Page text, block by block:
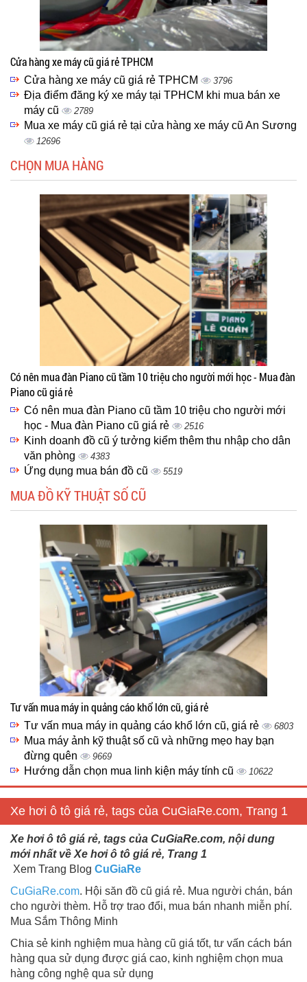
Cửa hàng xe máy cũ giá rẻ TPHCM
Cửa hàng xe máy cũ giá rẻ TPHCM 3796
Địa điểm đăng ký xe máy tại TPHCM khi mua bán xe
máy cũ
2789
Mua xe máy cũ giá rẻ tại cửa hàng xe máy cũ An Sương
12696
CHỌN MUA HÀNG
Có nên mua đàn Piano cũ tầm 10 triệu cho người mới học - Mua đàn
Piano cũ giá rẻ
Có nên mua đàn Piano cũ tầm 10 triệu cho người mới
học - Mua đàn Piano cũ giá rẻ
2516
Kinh doanh đồ cũ ý tưởng kiểm thêm thu nhập cho dân
văn phòng
4383
Ứng dụng mua bán đồ cũ 5519
MUA ĐỒ KỸ THUẬT SỐ CŨ
Tư vấn mua máy in quảng cáo khổ lớn cũ, giá rẻ
Tư vấn mua máy in quảng cáo khổ lớn cũ, giá rẻ 6803
Mua máy ảnh kỹ thuật số cũ và những mẹo hay bạn
đừng quên
9669
Hướng dẫn chọn mua linh kiện máy tính cũ 10622
Xe hơi ô tô giá rẻ, tags của CuGiaRe.com, Trang 1
Xe hơi ô tô giá rẻ, tags của CuGiaRe.com, nội dung
mới nhất về Xe hơi ô tô giá rẻ, Trang 1
Xem Trang Blog CuGiaRe
CuGiaRe.com. Hội săn đồ cũ giá rẻ. Mua người chán, bán
cho người thèm. Hỗ trợ trao đổi, mua bán nhanh miễn phí.
Mua Sắm Thông Minh
Chia sẻ kinh nghiệm mua hàng cũ giá tốt, tư vấn cách bán
hàng qua sử dụng được giá cao, kinh nghiệm chọn mua
hàng công nghệ qua sử dụng